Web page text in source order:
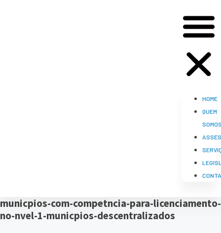
HOME
QUEM
municpios-com-competncia-para-licenciamento-
no-nvel-1-municpios-descentralizados